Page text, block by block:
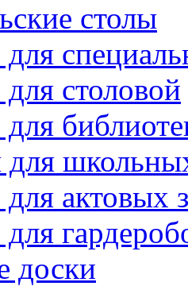
столы
столовой
актовых
доски